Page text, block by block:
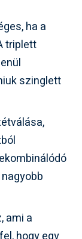
ha a
triplett
szinglett
ami a